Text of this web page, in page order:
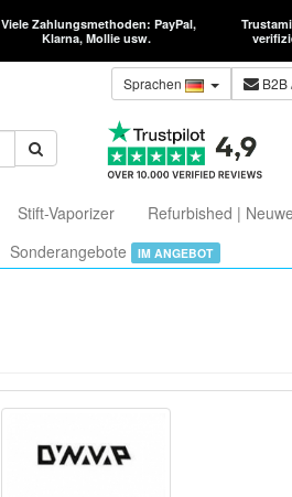
Viele Zahlungsmethoden: PayPal,
Klarna, Mollie usw.
Sprachen B2B
Stift-Vaporizer Refurbished |
Sonderangebote IM ANGEBOT